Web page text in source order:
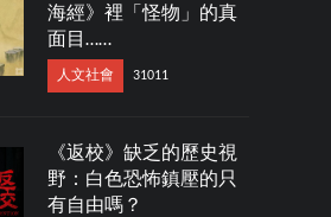
海經》裡「怪物」的真
面目……
人文社會 31011
《返校》缺乏的歷史視
野：白色恐怖鎮壓的只
有自由嗎？